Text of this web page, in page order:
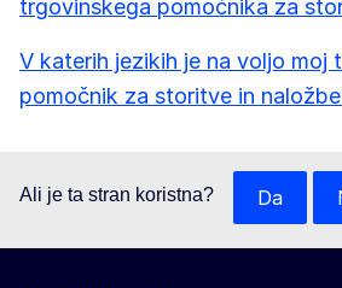
trgovinskega pomočnika za
V katerih jezikih je na voljo moj
pomočnik za storitve in
Ali je ta stran koristna? Da